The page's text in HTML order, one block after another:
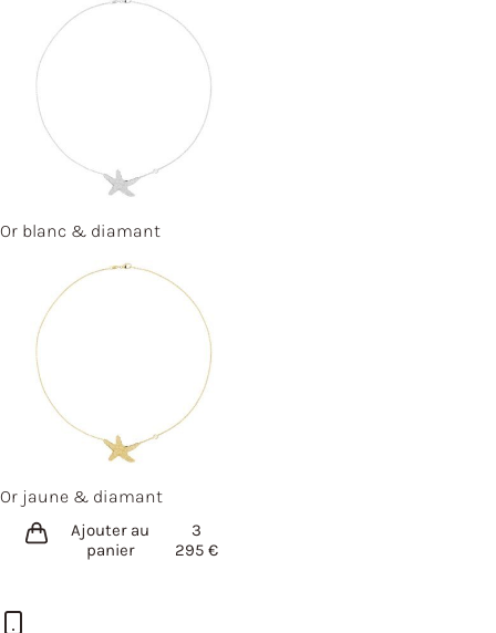
Or blanc & diamant
Or jaune & diamant
Ajouter au
panier
3
295€